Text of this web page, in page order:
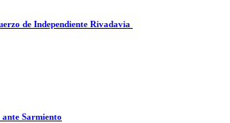
de Independiente Rivadavia
Sarmiento